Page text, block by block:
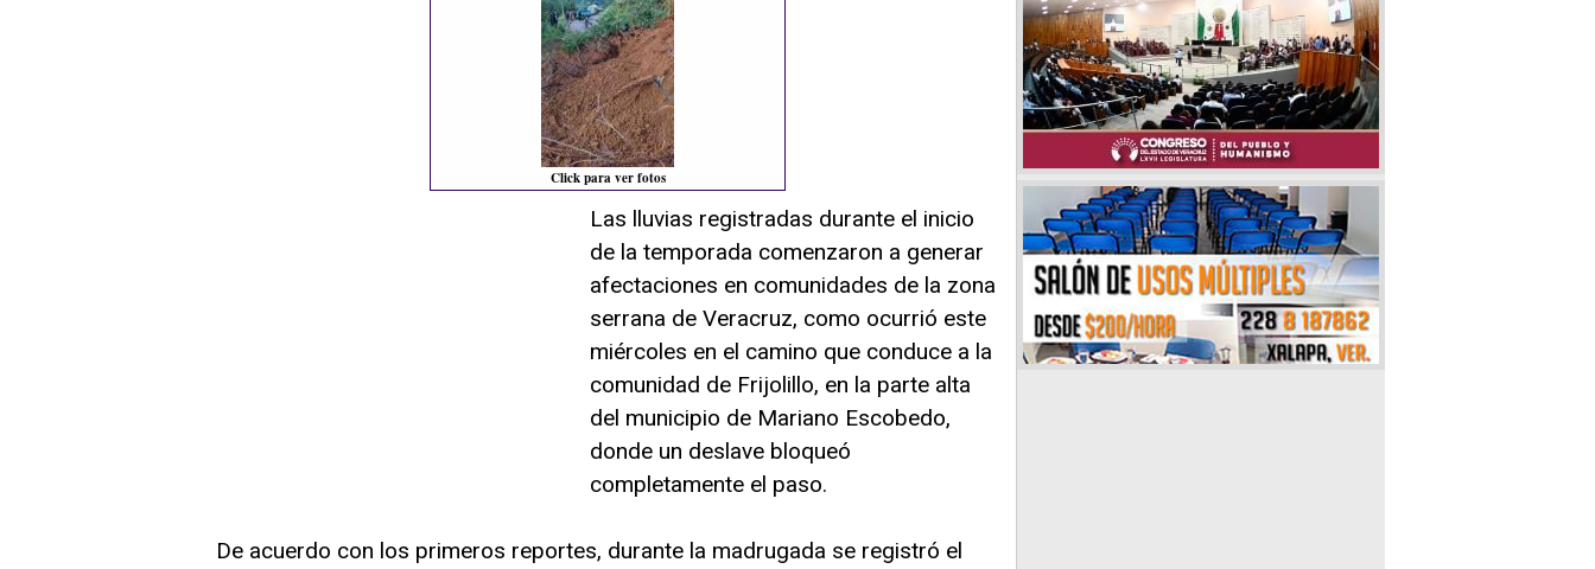
Click para ver fotos
Las lluvias registradas durante el inicio
de la temporada comenzaron a generar
afectaciones en comunidades de la zona
serrana de Veracruz, como ocurrió este
miércoles en el camino que conduce a la
comunidad de Frijolillo, en la parte alta
del municipio de Mariano Escobedo,
donde un deslave bloqueó
completamente el paso.
De acuerdo con los primeros reportes, durante la madrugada se registró el